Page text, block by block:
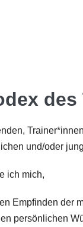
des
und/oder
ich mich,
Empfinden der
persönlichen